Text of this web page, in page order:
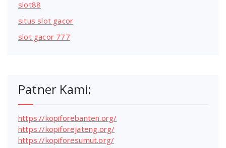
slot88
situs slot gacor
slot gacor 777
Patner Kami:
https://kopiforebanten.org/
https://kopiforejateng.org/
https://kopiforesumut.org/